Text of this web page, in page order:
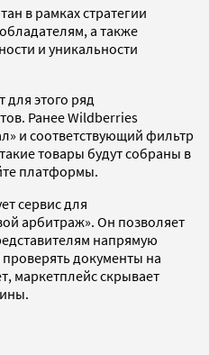
в рамках стратегии
а также
и уникальности
для этого ряд
Ранее Wildberries
и соответствующий фильтр
товары будут собраны в
платформы.
сервис для
арбитраж». Он позволяет
напрямую
документы на
маркетплейс скрывает